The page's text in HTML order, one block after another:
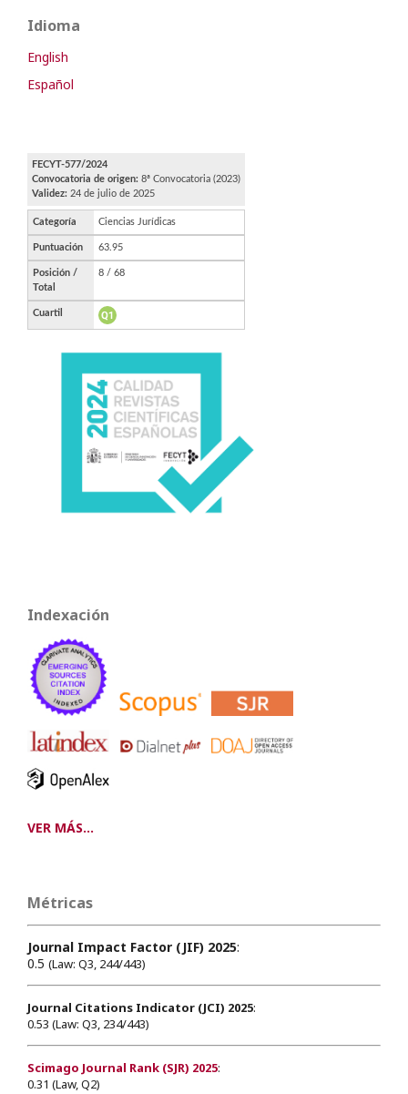
Idioma
English
Español
Indexación
VER MÁS...
Métricas
Journal Impact Factor (JIF) 2025:
0.5 (Law: Q3, 244/443)
Journal Citations Indicator (JCI) 2025:
0.53 (Law: Q3, 234/443)
Scimago Journal Rank (SJR) 2025:
0.31 (Law, Q2)